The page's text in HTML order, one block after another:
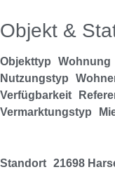
Objekt &
Objekttyp
Wohnung
Nutzungstyp
Verfügbarkeit
Vermarktungstyp
Standort 21698